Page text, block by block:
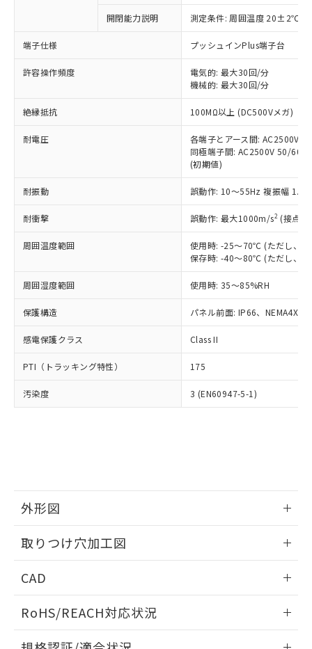
開閉能力説明 測定条件: 周囲温度 20±2℃、
端子仕様 プッシュインPlus端子台
許容操作頻度
電気的: 最大30回/分
機械的: 最大30回/分
絶縁抵抗 100MΩ以上 (DC500Vメガ)
耐電圧
各端子とアース間: AC2500V
同極端子間: AC2500V 50/
(初期値)
耐振動 誤動作: 10～55Hz 複振幅
耐衝撃 誤動作: 最大1000m/s2 (接点
周囲温度範囲
使用時: -25～70℃ (ただし、氷
保存時: -40～80℃ (ただし、氷
周囲湿度範囲 使用時: 35～85%RH
保護構造 パネル前面: IP66、NEMA4X,
感電保護クラス Class II
PTI（トラッキング特性） 175
汚染度 3 (EN60947-5-1)
外形図
取りつけ穴加工図
CAD
ドすることができます。
RoHS/REACH対応状況
以下の条件をお読みいただき、同意のうえ
ご利用ください。
本サービスは、当社制御機器事業取扱
商品の当社在庫状況および標準価格
当社制御機器事業取扱商品の中には、
本サービスの対象外となる商品もある
ことをご了承ください。
在庫状況および標準価格照会結果は、
記載している更新日時点での社内デー
タに基づき作成されるものであり、閲
覧された時点での実際の在庫および標
準価格とは異なる場合があることをご
正式な納期状況および標準価格はお客
様のお取引先、またはお客様担当のオ
ムロン制御機器販売店・当社販売員に
オムロン制御機器販売店や当社販売拠
販売ネットワーク
」をご確認
ください。
在庫状況および標準価格結果を当社の
事前の承諾なく第三者に漏洩または開
マイパーツ機能（部品リスト作成サー
および当社の共同利用者が、当社の製
※当社の共同利用者とは、
の共同利用に関して"
の「1.共同利
対応予定なし：EU RoHS指令（10物質）の
非含有に非対応の商品で、対応品を出す予
定はありません。
調査・確認中：EU RoHS指令（10物質）の
非含有の対応状況を調査中または確認中の
非該当品：ライセンス料など無形物で、有
害物質有無と関係のない商品です。
いたものが、含有品と判明した場合などや
むを得ず変更することがあります。
六価クロム(Cr(Ⅵ)) 1000ppm以下、ポリ臭化ビフェニル
類(PBB) 1000ppm以下、ポリ臭化ジフェニルエーテル類
(PBDE) 1000ppm以下、フタル酸ビス(2-エチルヘキシ
ル) (DEHP)(別名：DOP) 1000ppm以下、フタル酸ブチ
ルベンジル（BBP） 1000ppm以下、フタル酸ジブチル
（DBP） 1000ppm以下、フタル酸ジイソブチル
(DIBP) 1000ppm以下
フタル酸エステル類の４物質については閾値を超える意
図的な使用がないことを確認しています。
※2 対応予定月
部品在庫の切り替え状況などにより、予定
月が前後することがあります。
とができます。
EU RoHS指令（10物質）の非含有証明書
ものではありません。
また、RoHS指令のフタル酸エステル類４
物質の対応では、対応完了までの期間は出
荷製品に未対応品が混在することから備考
※1 中国RoHS○×表
「○」：最大均質材料含有率が中国RoHSの
基準値以下であることを示します。
「×」：最大均質材料含有率が中国RoHSの
基準値を超えていることを示します。
「－」：未確認です。当社販売部門へお問
*中国RoHS10物質の基準値 (GB/T26572)：
Pb(鉛) :1000ppm、 Hg(水銀) : 1000ppm、 Cd(カドミウ
Cr(Ⅵ)(六価クロム) : 1000ppm、 PBBs(ポリ臭化ビフェ
ニル類) : 1000ppm、 PBDEs(ポリ臭化ジフェニルエーテ
DBP(フタル酸ジブチル) : 1000ppm、 DIBP(フタル酸ジ
イソブチル) : 1000ppm、 BBP(フタル酸ブチルベンジ
ル) : 1000ppm、
DEHP(フタル酸ビス(2-エチルヘキシル)) : 1000ppm
※2 環境保護使用期限
「ｅ」：有害物質（10物質）のすべてが基
準値以下であることを示します。
「10」：通常の使用状況下において有害物
質が外部に漏えいし、環境に深刻な影響を
当社は、これら貴社製品のうち、外国
為替および外国貿易法に定める商品
（以下｢規制貨物等」という）を輸出
または国外への提供する場合は、日本
国政府の輸出許可(または役務取引許
可)を取得するなどの必要な手続きを
当社は規制貨物を破棄する場合は、完
全に破砕するなど、違法に輸出されな
いよう必要な手段を講じます。
ル、化学兵器、生物兵器またはその他
武器並びにこれらの製造装置等に一切
使用いたしません。
当社は、貴社製品を第三者に販売する
場合は、上記1、2および3の内容を当
該第三者に通知します。また当社は、
販売先および販売に係わる関係者が違
法に輸出するおそれがある場合は、取
○ 一定数以上の在庫あり
一定数には満たないが在庫あり
在庫なし(最新の在庫状況につ
いては、お客様のお取引先、ま
たはお客様担当のオムロン制御
機器販売店・当社販売員にご確
認ください)
受注生産機種、また在庫状況の